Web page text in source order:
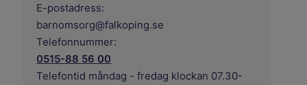
E-postadress:
barnomsorg@falkoping.se
Telefonnummer:
0515-88 56 00
Telefontid måndag - fredag klockan 07.30-